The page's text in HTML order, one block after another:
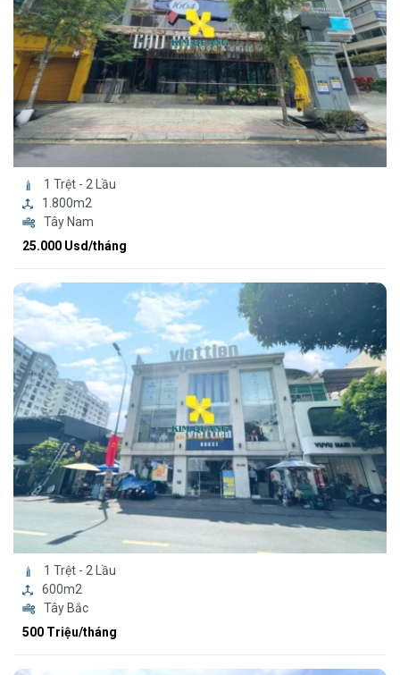
1 Trệt - 2 Lầu
1.800m2
Tây Nam
25.000 Usd/tháng
1 Trệt - 2 Lầu
600m2
Tây Bắc
500 Triệu/tháng